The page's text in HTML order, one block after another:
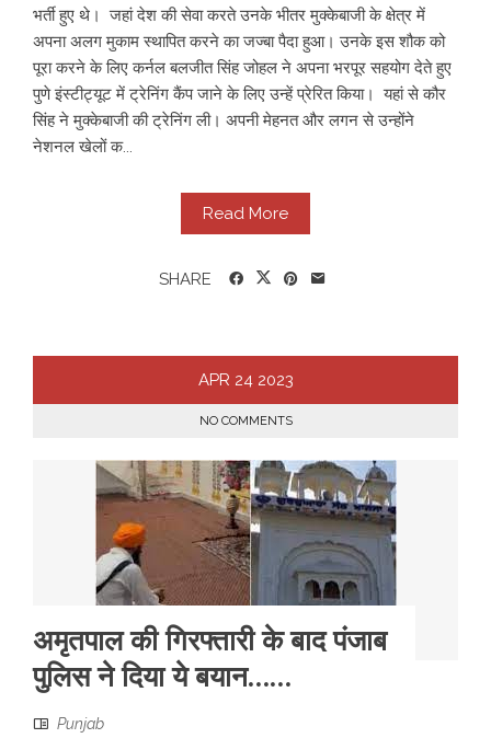
भर्ती हुए थे। जहां देश की सेवा करते उनके भीतर मुक्केबाजी के क्षेत्र में
अपना अलग मुकाम स्थापित करने का जज्बा पैदा हुआ। उनके इस शौक को
पूरा करने के लिए कर्नल बलजीत सिंह जोहल ने अपना भरपूर सहयोग देते हुए
पुणे इंस्टीट्यूट में ट्रेनिंग कैंप जाने के लिए उन्हें प्रेरित किया। यहां से कौर
सिंह ने मुक्केबाजी की ट्रेनिंग ली। अपनी मेहनत और लगन से उन्होंने
नेशनल खेलों क...
Read More
SHARE
APR 24 2023
NO COMMENTS
अमृतपाल की गिरफ्तारी के बाद पंजाब
पुलिस ने दिया ये बयान……
Punjab